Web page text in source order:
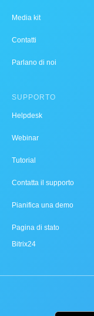
Media kit
Contatti
Parlano di noi
SUPPORTO
Helpdesk
Webinar
Tutorial
Contatta il supporto
Pianifica una demo
Pagina di stato
Bitrix24